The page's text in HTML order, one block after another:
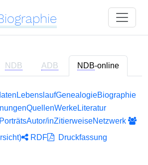
NDB ADB NDB-online
LebenslaufGenealogieBiographie
QuellenWerkeLiteratur
PorträtsAutor/inZitierweiseNetzwerk
RDF Druckfassung